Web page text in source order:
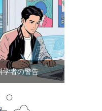
学者の警告